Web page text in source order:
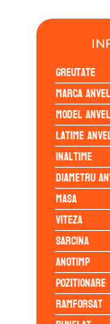
94Y
Greutate
Marca
Model
Latime
Inaltime
Diametru
Masa
Viteza
Sarcina
Anotimp
Pozitionare
Ramforsat